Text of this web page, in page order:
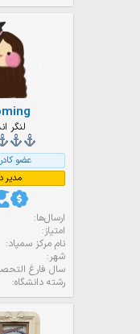
لنگر
عضو
مدیر
ارسال‌ها
امتیاز
نام مرکز سمپاد
شهر
سال فارغ
رشته دانشگاه